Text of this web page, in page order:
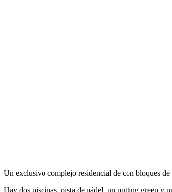
Un exclusivo complejo residencial de con bloques
Hay dos piscinas, pista de pádel, un putting green y